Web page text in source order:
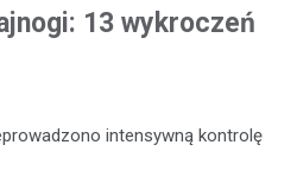
13 wykroczeń
intensywną kontrolę